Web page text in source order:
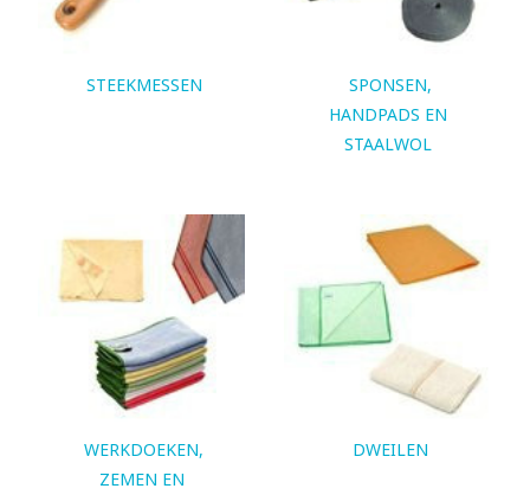
STEEKMESSEN
SPONSEN,
HANDPADS EN
STAALWOL
WERKDOEKEN,
ZEMEN EN
DWEILEN